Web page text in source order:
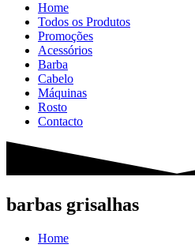
Home
Todos os Produtos
Promoções
Acessórios
Barba
Cabelo
Máquinas
Rosto
Contacto
barbas grisalhas
Home